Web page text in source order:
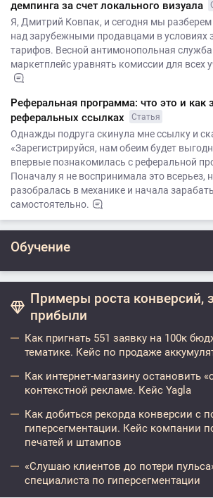
демпинга за счет локального визуала
Я, Дмитрий Ковпак, и сегодня мы
над зарубежными продавцами в условиях
тарифов. Весной антимонопольная
маркетплейс уравнять комиссии для всех
Реферальная программа: что это и как
реферальных ссылках
Статья
Однажды подруга скинула мне ссылку и
«Зарегистрируйся, нам обеим будет
впервые познакомилась с реферальной
Поначалу я не воспринимала это всерьез,
разобралась в механике и начала
самостоятельно.
Обучение
Примеры роста конверсий,
прибыли
Как пригнать 551 заявку на 100к
тематике. Кейс по продаже
Как интернет-магазину остановить
контекстной рекламе. Кейс Yagla
Как добиться рекорда конверсии с
гиперсегментации. Кейс компании
печатей и штампов
«Слушаю клиентов до потери
специалиста по гиперсегментации